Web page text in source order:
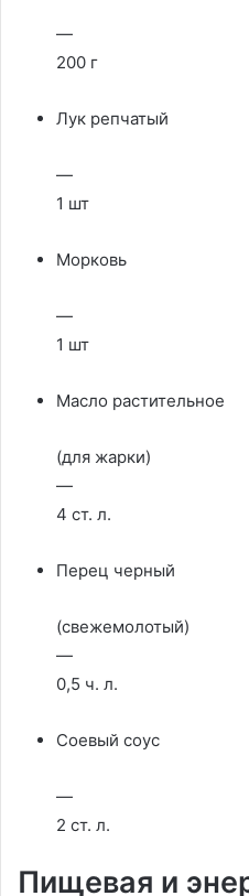
—
200 г
Лук репчатый
—
1 шт
Морковь
—
1 шт
Масло растительное
(для жарки)
—
4 ст. л.
Перец черный
(свежемолотый)
—
0,5 ч. л.
Соевый соус
—
2 ст. л.
Пищевая и